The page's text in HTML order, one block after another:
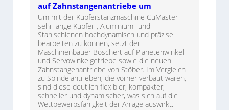
auf Zahnstangenantriebe um
Um mit der Kupferstanzmaschine CuMaster
sehr lange Kupfer-, Aluminium- und
Stahlschienen hochdynamisch und präzise
bearbeiten zu können, setzt der
Maschinenbauer Boschert auf Planetenwinkel-
und Servowinkelgetriebe sowie die neuen
Zahnstangenantriebe von Stöber. Im Vergleich
zu Spindelantrieben, die vorher verbaut waren,
sind diese deutlich flexibler, kompakter,
schneller und dynamischer, was sich auf die
Wettbewerbsfähigkeit der Anlage auswirkt.